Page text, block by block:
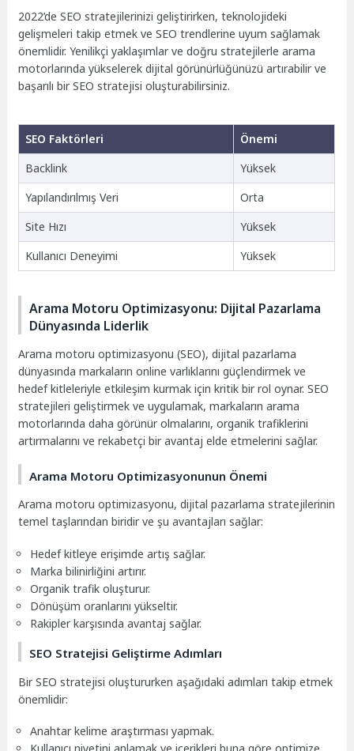
2022’de SEO stratejilerinizi geliştirirken, teknolojideki
gelişmeleri takip etmek ve SEO trendlerine uyum sağlamak
önemlidir. Yenilikçi yaklaşımlar ve doğru stratejilerle arama
motorlarında yükselerek dijital görünürlüğünüzü artırabilir ve
başarılı bir SEO stratejisi oluşturabilirsiniz.
SEO Faktörleri
Önemi
Backlink
Yüksek
Yapılandırılmış Veri
Orta
Site Hızı
Yüksek
Kullanıcı Deneyimi
Yüksek
Arama Motoru Optimizasyonu: Dijital Pazarlama
Dünyasında Liderlik
Arama motoru optimizasyonu (SEO), dijital pazarlama
dünyasında markaların online varlıklarını güçlendirmek ve
hedef kitleleriyle etkileşim kurmak için kritik bir rol oynar. SEO
stratejileri geliştirmek ve uygulamak, markaların arama
motorlarında daha görünür olmalarını, organik trafiklerini
artırmalarını ve rekabetçi bir avantaj elde etmelerini sağlar.
Arama Motoru Optimizasyonunun Önemi
Arama motoru optimizasyonu, dijital pazarlama stratejilerinin
temel taşlarından biridir ve şu avantajları sağlar:
Hedef kitleye erişimde artış sağlar.
Marka bilinirliğini artırır.
Organik trafik oluşturur.
Dönüşüm oranlarını yükseltir.
Rakipler karşısında avantaj sağlar.
SEO Stratejisi Geliştirme Adımları
Bir SEO stratejisi oluştururken aşağıdaki adımları takip etmek
önemlidir:
Anahtar kelime araştırması yapmak.